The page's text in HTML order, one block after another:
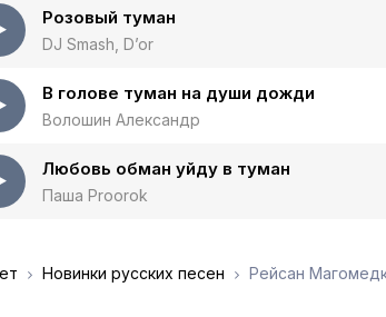
Розовый туман
DJ Smash, D’or
В голове туман на души дожди
Волошин Александр
Любовь обман уйду в туман
Паша Proorok
Новинки русских песен Рейсан